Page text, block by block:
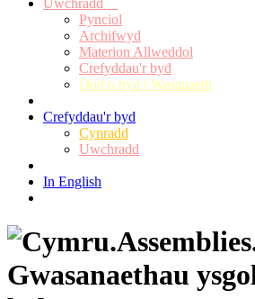
Pynciol
Archifwyd
Materion Allweddol
Crefyddau'r byd
Dod o hyd i Wasanaeth
Crefyddau'r byd
Cynradd
Uwchradd
In English